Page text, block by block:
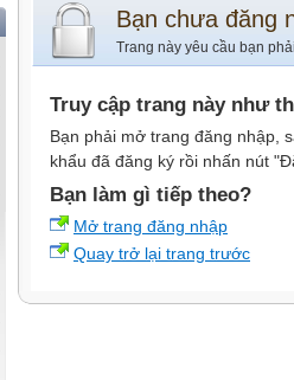
Bạn chưa đăng
Trang này yêu cầu bạn
Truy cập trang này như
Bạn phải mở trang đăng nhập,
khẩu đã đăng ký rồi nhấn nút
Bạn làm gì tiếp theo?
Mở trang đăng nhập
Quay trở lại trang trước